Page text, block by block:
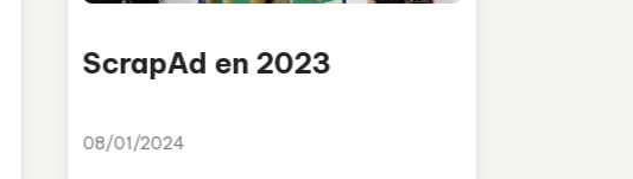
ScrapAd en 2023
08/01/2024